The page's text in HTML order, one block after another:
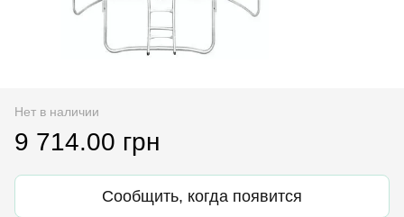
Нет в наличии
9 714.00 грн
Сообщить, когда появится